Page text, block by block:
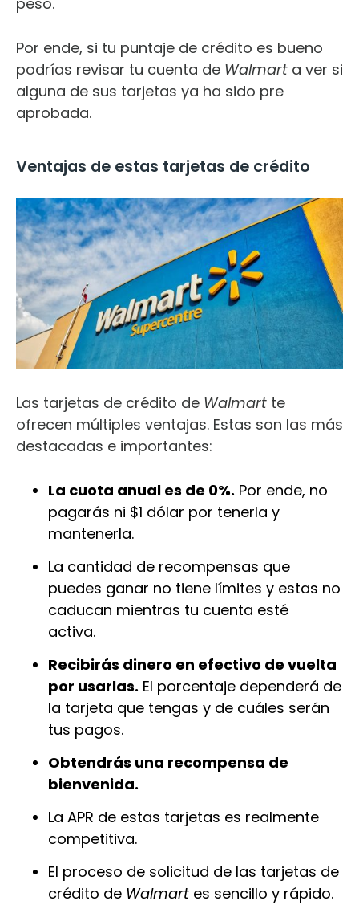
Por ende, si tu puntaje de crédito es bueno
podrías revisar tu cuenta de Walmart a ver si
alguna de sus tarjetas ya ha sido pre
aprobada.
Ventajas de estas tarjetas de crédito
Las tarjetas de crédito de Walmart te
ofrecen múltiples ventajas. Estas son las más
destacadas e importantes:
La cuota anual es de 0%. Por ende, no
pagarás ni $1 dólar por tenerla y
mantenerla.
La cantidad de recompensas que
puedes ganar no tiene límites y estas no
caducan mientras tu cuenta esté
activa.
Recibirás dinero en efectivo de vuelta
por usarlas. El porcentaje dependerá de
la tarjeta que tengas y de cuáles serán
tus pagos.
Obtendrás una recompensa de
bienvenida.
La APR de estas tarjetas es realmente
competitiva.
El proceso de solicitud de las tarjetas de
crédito de Walmart es sencillo y rápido.